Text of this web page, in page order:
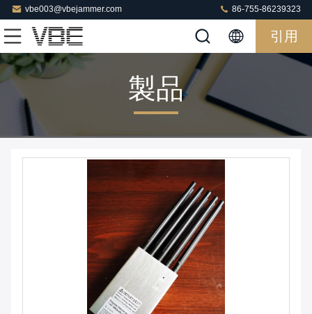
vbe003@vbejammer.com 86-755-86239323
引用
製品